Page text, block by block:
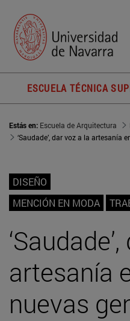
ESCUELA TÉCNICA
Estás en: Escuela de Arquitectura
DISEÑO
MENCIÓN EN MODA
artesanía
nuevas